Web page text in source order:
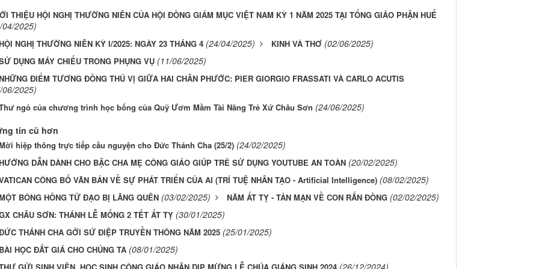
THIỆU HỘI NGHỊ THƯỜNG NIÊN CỦA HỘI ĐỒNG GIÁM MỤC VIỆT NAM KỲ 1 NĂM 2025 TẠI TỔNG GIÁO PHẬN HUẾ
04/2025)
NGHỊ THƯỜNG NIÊN KỲ I/2025: NGÀY 23 THÁNG 4 (24/04/2025) KINH VÀ THƠ (02/06/2025)
DỤNG MÁY CHIẾU TRONG PHỤNG VỤ (11/06/2025)
ĐIỂM TƯƠNG ĐỒNG THÚ VỊ GIỮA HAI CHÂN PHƯỚC: PIER GIORGIO FRASSATI VÀ CARLO ACUTIS
06/2025)
ngỏ của chương trình học bổng của Quỹ Ươm Mầm Tài Năng Trẻ Xứ Châu Sơn (24/06/2025)
tin cũ hơn
hiệp thông trực tiếp cầu nguyện cho Đức Thánh Cha (25/2) (24/02/2025)
DẪN DÀNH CHO BẬC CHA MẸ CÔNG GIÁO GIÚP TRẺ SỬ DỤNG YOUTUBE AN TOÀN (20/02/2025)
CÔNG BỐ VĂN BẢN VỀ SỰ PHÁT TRIỂN CỦA AI (TRÍ TUỆ NHÂN TẠO - Artificial Intelligence) (08/02/2025)
BÔNG HỒNG TỬ ĐẠO BỊ LÃNG QUÊN (03/02/2025) NĂM ẤT TỴ - TẢN MẠN VỀ CON RẮN ĐỒNG (02/02/2025)
CHÂU SƠN: THÁNH LỄ MỐNG 2 TẾT ẤT TỴ (30/01/2025)
THÁNH CHA GỞI SỨ ĐIỆP TRUYỀN THÔNG NĂM 2025 (25/01/2025)
BÀI HỌC ĐẮT GIÁ CHO CHÚNG TA (08/01/2025)
(26/12/2024)